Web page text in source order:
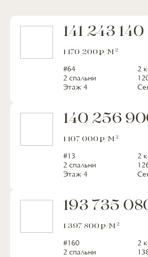
141 243 140
1 170 200 /М 2
#64
2
2 спальни
Этаж 4
140 256
1 107 000 /М 2
#13
2
2 спальни
Этаж 4
193 735
1 397 800 /М 2
#160
2
2 спальни